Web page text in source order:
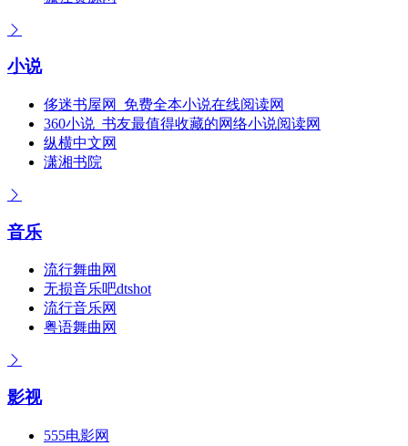
小说
侈迷书屋网_免费全本小说在线阅读网
360小说_书友最值得收藏的网络小说阅读网
纵横中文网
潇湘书院
音乐
流行舞曲网
无损音乐吧dtshot
流行音乐网
粤语舞曲网
影视
555电影网